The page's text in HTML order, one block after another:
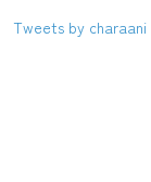
Tweets by charaani